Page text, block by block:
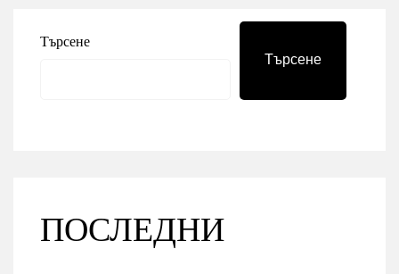
Търсене
Търсене
ПОСЛЕДНИ